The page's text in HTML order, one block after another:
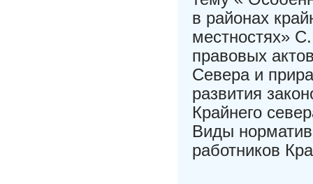
в районах
местностях»
правовых
Севера и
развития
Крайнего
Виды
работников